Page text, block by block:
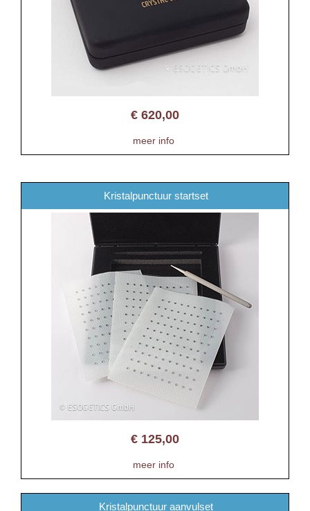
€ 620,00
meer info
Kristalpunctuur startset
€ 125,00
meer info
Kristalpunctuur aanvulset